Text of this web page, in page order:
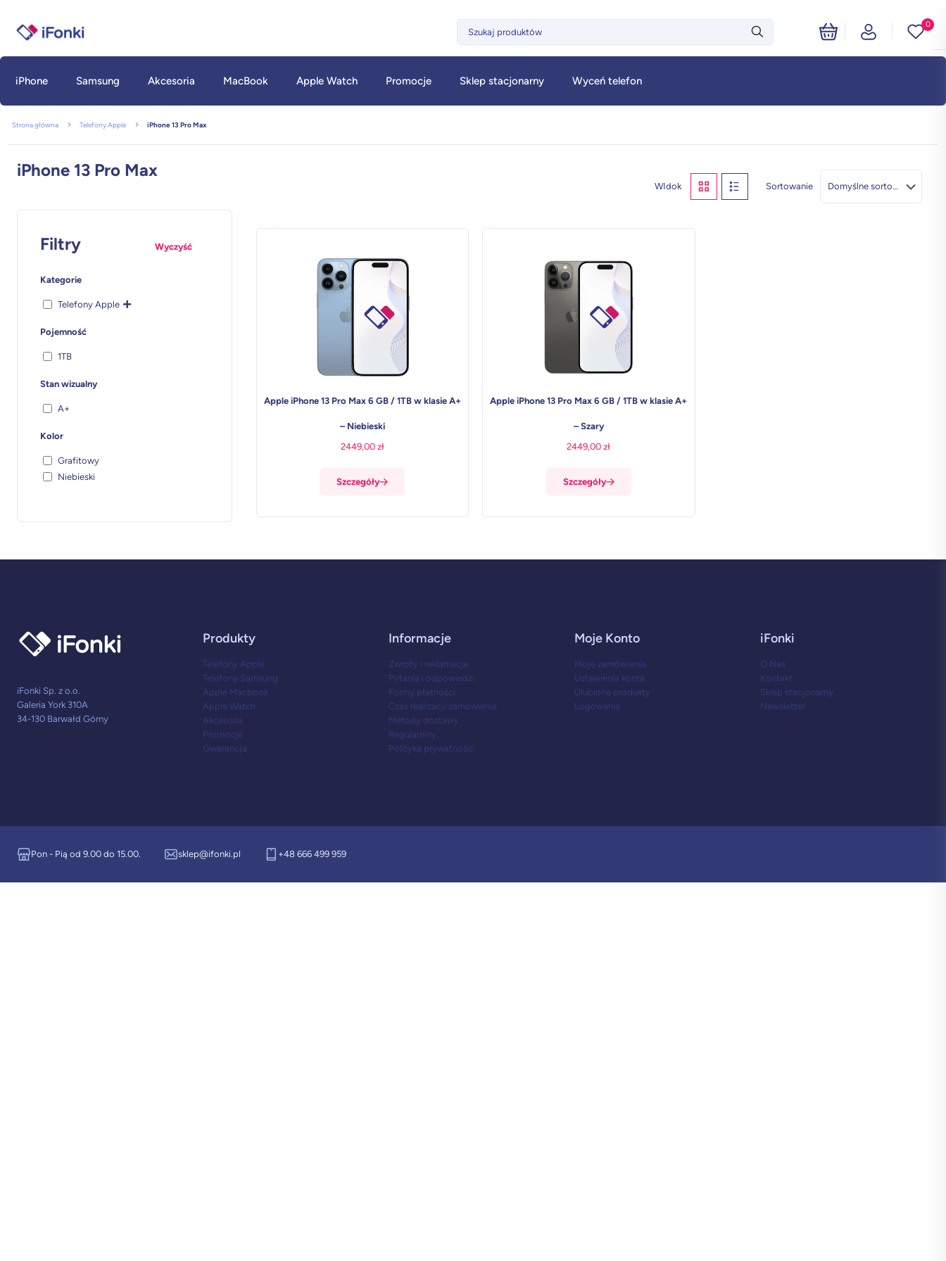
0
iPhone Samsung Akcesoria MacBook Apple Watch Promocje Sklep stacjonarny Wyceń telefon
Strona główna Telefony Apple iPhone 13 Pro Max
iPhone 13 Pro Max
Filtry Wyczyść
Kategorie
Telefony Apple
Pojemność
1TB
Stan wizualny
A+
Kolor
Grafitowy
Niebieski
Apple iPhone 13 Pro Max 6 GB / 1TB w klasie A+
– Niebieski
Szczegóły
2449,00 zł
Apple iPhone 13 Pro Max 6 GB / 1TB w klasie A+
– Szary
Szczegóły
2449,00zł
iFonki Sp. z o.o.
Galeria York 310A
34-130 Barwałd Górny
Produkty
Telefony Apple
Telefony Samsung
Apple Macbook
Apple Watch
Akcesoria
Promocje
Gwarancja
Informacje
Zwroty i reklamacje
Pytania i odpowiedzi
Formy płatności
Czas realizacji zamówienia
Metody dostawy
Regulaminy
Polityka prywatności
Moje Konto
Moje zamówienia
Ustawienia konta
Ulubione produkty
Logowanie
iFonki
O Nas
Kontakt
Sklep stacjonarny
Newsletter
Pon - Pią od 9.00 do 15.00. sklep@ifonki.pl +48 666 499 959